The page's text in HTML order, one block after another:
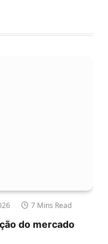
7 Mins Read
do mercado